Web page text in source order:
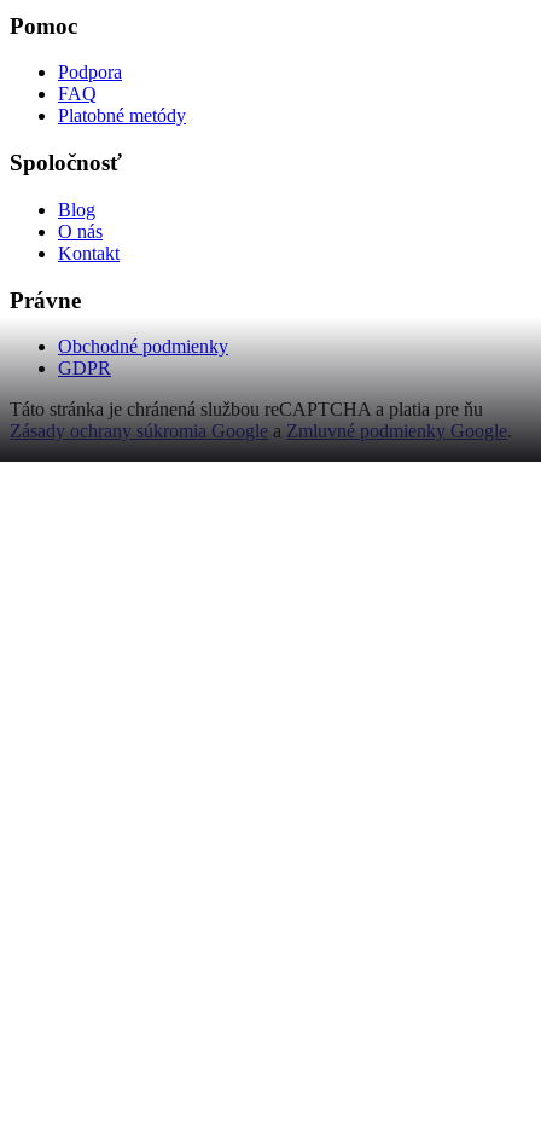
Pomoc
Podpora
FAQ
Platobné metódy
Spoločnosť
Blog
O nás
Kontakt
Právne
Obchodné podmienky
GDPR
Táto stránka je chránená službou reCAPTCHA a platia pre ňu
Zásady ochrany súkromia Google a Zmluvné podmienky Google.